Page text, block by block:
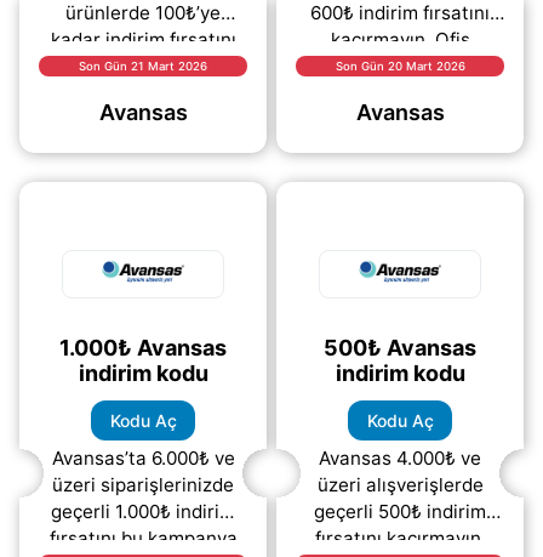
ürünlerde 100₺’ye
kadar indirim fırsatını
yakalayın! İhtiyaçlarınızı
alarak tasarruf
Son Gün 21 Mart 2026
Avansas
600₺ indirim fırsatını
kaçırmayın. Ofis
malzemelerinden
temizlik ve mutfak
Son Gün 20 Mart 2026
Avansas
1.000₺ Avansas
indirim kodu
Kodu Aç
Avansas’ta 6.000₺ ve
üzeri siparişlerinizde
geçerli 1.000₺ indirim
fırsatını bu kampanya
500₺ Avansas
indirim kodu
Kodu Aç
Avansas 4.000₺ ve
üzeri alışverişlerde
geçerli 500₺ indirim
fırsatını kaçırmayın.